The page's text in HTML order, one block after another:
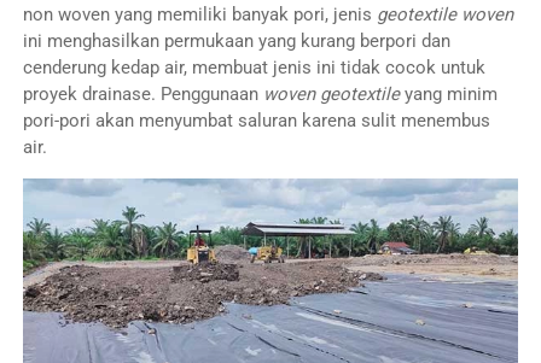
non woven yang memiliki banyak pori, jenis geotextile woven
ini menghasilkan permukaan yang kurang berpori dan
cenderung kedap air, membuat jenis ini tidak cocok untuk
proyek drainase. Penggunaan woven geotextileyang minim
pori-pori akan menyumbat saluran karena sulit menembus
air.